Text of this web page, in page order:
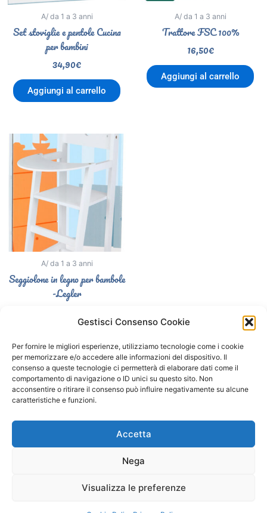
Gestisci Consenso Cookie
Per fornire le migliori esperienze, utilizziamo tecnologie come i cookie
per memorizzare e/o accedere alle informazioni del dispositivo. Il
consenso a queste tecnologie ci permetterà di elaborare dati come il
comportamento di navigazione o ID unici su questo sito. Non
acconsentire o ritirare il consenso può influire negativamente su alcune
caratteristiche e funzioni.
Accetta
Nega
Visualizza le preferenze
A/ da 1 a 3 anni
Set stoviglie e pentole Cucina
per bambini
34,90€
Aggiungi al carrello
A/ da 1 a 3 anni
Trattore FSC 100%
16,50€
Aggiungi al carrello
A/ da 1 a 3 anni
Seggiolone in legno per bambole
-Legler
Segui il Gatto Blu sui social
a
c
e
b
o
n
s
t
r
Copyright © 2026 Il Gatto Blu Giochi educativi Montessori e